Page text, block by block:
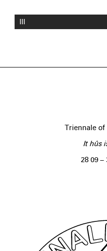
III
Triennale of
It hûs
28 09 –